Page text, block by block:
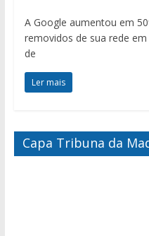
A Google aumentou em
removidos de sua rede
de
Ler mais
Capa Tribuna da